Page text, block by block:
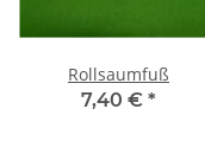
Rollsaumfuß
7,40 € *